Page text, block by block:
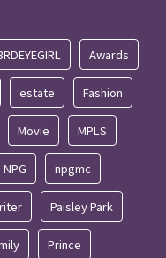
Awards
estate Fashion
Movie MPLS
NPG npgmc
Paisley Park
Prince